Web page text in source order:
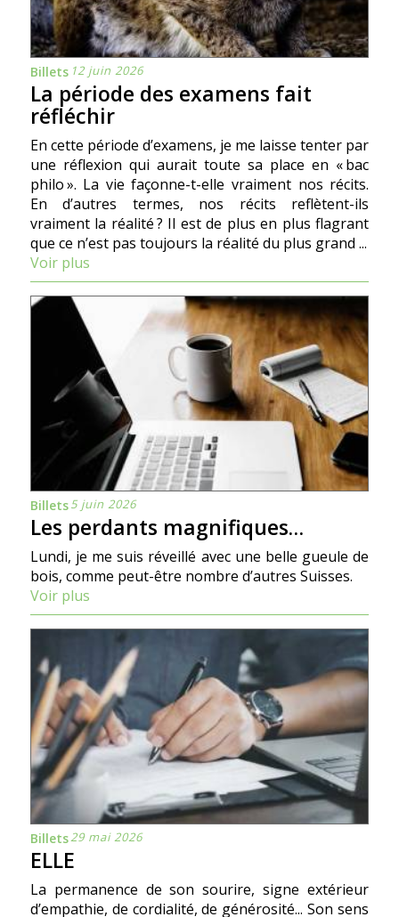
Billets 12 juin 2026
La période des examens fait
réfléchir
En cette période d’examens, je me laisse tenter par
une réflexion qui aurait toute sa place en « bac
philo ». La vie façonne-t-elle vraiment nos récits.
En d’autres termes, nos récits reflètent-ils
vraiment la réalité ? Il est de plus en plus flagrant
que ce n’est pas toujours la réalité du plus grand ...
Voir plus
Billets5 juin 2026
Les perdants magnifiques…
Lundi, je me suis réveillé avec une belle gueule de
bois, comme peut-être nombre d’autres Suisses.
Voir plus
Billets29 mai 2026
ELLE
La permanence de son sourire, signe extérieur
d’empathie, de cordialité, de générosité... Son sens